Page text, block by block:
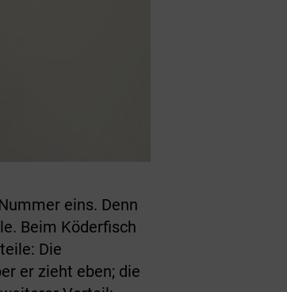
eins. Denn
Beim Köderfisch
Die
er zieht eben; die